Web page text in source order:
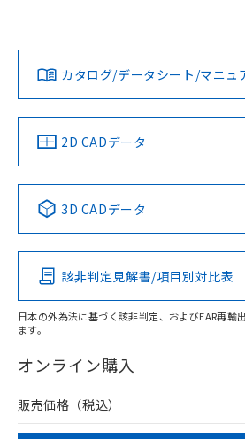
ダウンロードデータをご利用いただく
みください。
ソフトウェアの使用条件
対応済み
中国 RoHS 注意事項・凡例
Pb Hg
O
在庫等で未対応品が混在する可能性
問い合わせください。
カタログ/データシート/マニュ
2D CADデータ
3D CADデータ
該非判定見解書/項目別対比表
日本の外為法に基づく該非判定、およびEAR再輸
ます。
オンライン購入
販売価格（税込）